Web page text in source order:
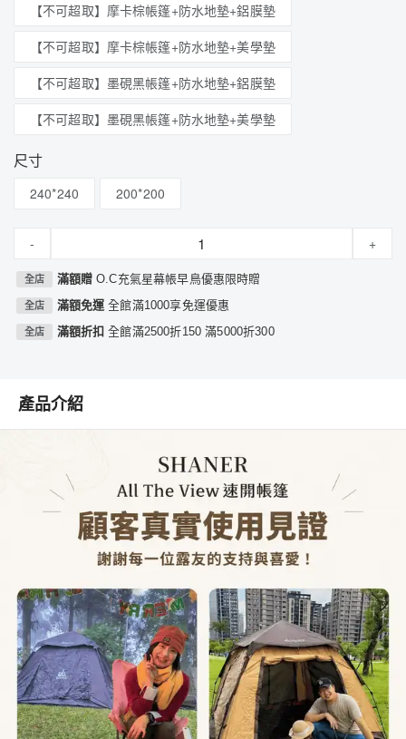
【不可超取】摩卡棕帳篷+防水地墊+鋁膜墊
【不可超取】摩卡棕帳篷+防水地墊+美學墊
【不可超取】墨硯黑帳篷+防水地墊+鋁膜墊
【不可超取】墨硯黑帳篷+防水地墊+美學墊
尺寸
240*240 200*200
- +
全店 滿額贈O.C充氣星幕帳早鳥優惠限時贈
全店 滿額免運全館滿1000享免運優惠
全店 滿額折扣全館滿2500折150 滿5000折300
產品介紹